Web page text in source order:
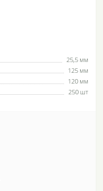
25,5 мм
125 мм
120 мм
250 шт